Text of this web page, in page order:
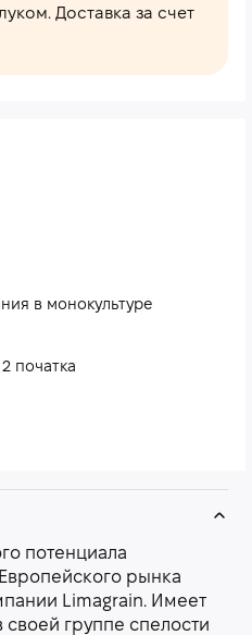
в монокультуре
початка
Доставка за счет
потенциала
рынка
Limagrain. Имеет
группе спелости